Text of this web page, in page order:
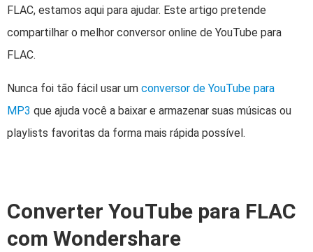
FLAC, estamos aqui para ajudar. Este artigo pretende
compartilhar o melhor conversor online de YouTube para
FLAC.
Nunca foi tão fácil usar um conversor de YouTube para
MP3 que ajuda você a baixar e armazenar suas músicas ou
playlists favoritas da forma mais rápida possível.
Converter YouTube para FLAC
com Wondershare